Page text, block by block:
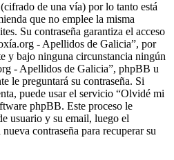
de una vía) por lo tanto está
que no emplee la misma
Su contraseña garantiza el acceso
- Apellidos de Galicia”, por
y bajo ninguna circunstancia ningún
- Apellidos de Galicia”, phpBB u
le preguntará su contraseña. Si
puede usar el servicio “Olvidé mi
phpBB. Este proceso le
usuario y su email, luego el
contraseña para recuperar su